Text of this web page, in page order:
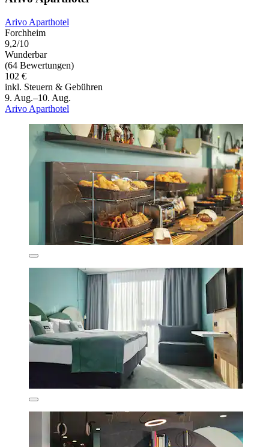
Arivo Aparthotel
Forchheim
9,2/10
Wunderbar
(64 Bewertungen)
102 €
inkl. Steuern & Gebühren
9. Aug.–10. Aug.
Arivo Aparthotel